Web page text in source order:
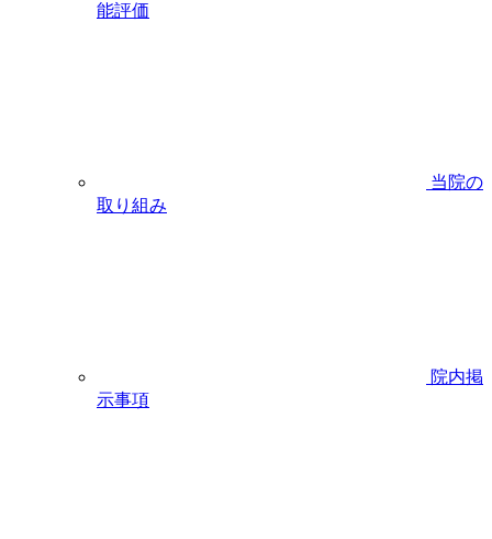
能評価
当院の
取り組み
院内掲
示事項